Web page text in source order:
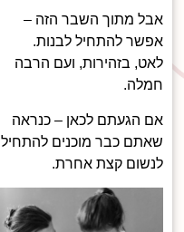
אבל מתוך השבר הזה –
אפשר להתחיל לבנות.
לאט, בזהירות, ועם הרבה
חמלה.
אם הגעתם לכאן – כנראה
שאתם כבר מוכנים להתחיל
לנשום קצת אחרת.